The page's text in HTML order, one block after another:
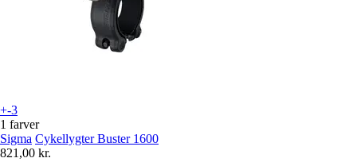
+-3
1 farver
Sigma Cykellygter Buster 1600
821,00 kr.